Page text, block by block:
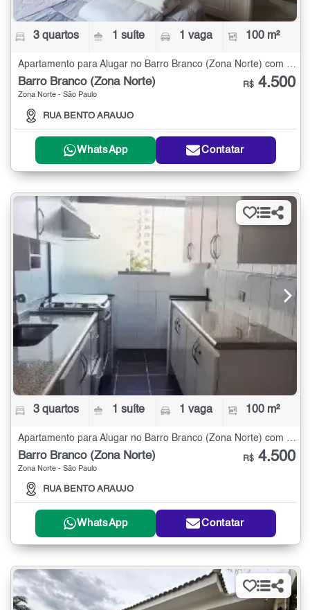
3 quartos 1 suíte 1 vaga 100 m²
Apartamento para Alugar no Barro Branco (Zona Norte) com 3 quartos - 100 m²
Barro Branco (Zona Norte)
Zona Norte - São Paulo
RUA BENTO ARAUJO
R$ 4.500
WhatsApp Contatar
3 quartos 1 suíte 1 vaga 100 m²
Barro Branco (Zona Norte)
Zona Norte - São Paulo
RUA BENTO ARAUJO
R$ 4.500
WhatsApp Contatar